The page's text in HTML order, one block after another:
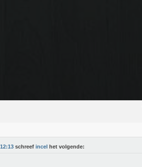
schreef incel het volgende: